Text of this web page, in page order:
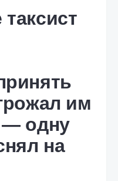
им
— одну
на